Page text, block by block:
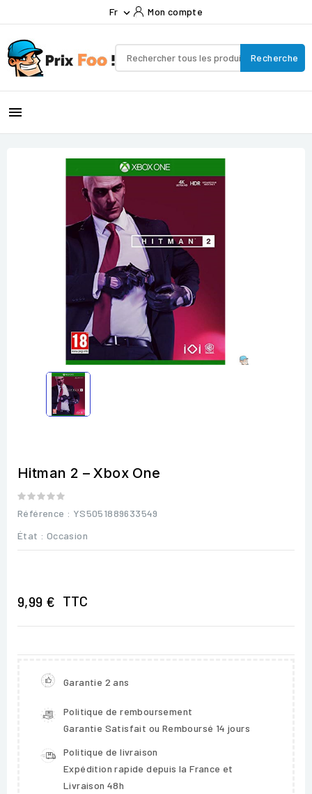
Fr  Mon compte
Recherche

Hitman 2 – Xbox One
Référence : YS5051889633549
État : Occasion
9,99 € TTC
Garantie 2 ans
Politique de remboursement
Garantie Satisfait ou Remboursé 14 jours
Politique de livraison
Expédition rapide depuis la France et
Livraison 48h